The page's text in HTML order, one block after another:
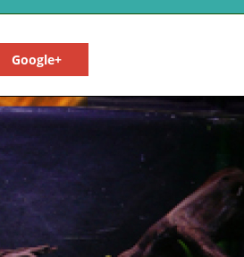
Google+